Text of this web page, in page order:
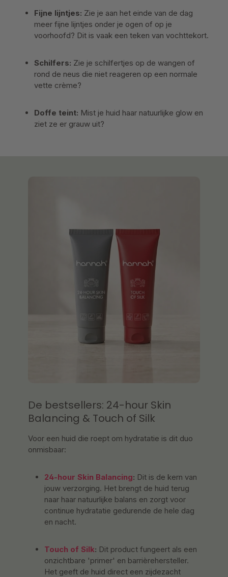
Fijne lijntjes: Zie je aan het einde van de dag
meer fijne lijntjes onder je ogen of op je
voorhoofd? Dit is vaak een teken van vochttekort.
Schilfers: Zie je schilfertjes op de wangen of
rond de neus die niet reageren op een normale
vette crème?
Doffe teint: Mist je huid haar natuurlijke glow en
ziet ze er grauw uit?
De bestsellers: 24-hour Skin
Balancing & Touch of Silk
Voor een huid die roept om hydratatie is dit duo
onmisbaar:
24-hour Skin Balancing: Dit is de kern van
jouw verzorging. Het brengt de huid terug
naar haar natuurlijke balans en zorgt voor
continue hydratatie gedurende de hele dag
en nacht.
Touch of Silk: Dit product fungeert als een
onzichtbare 'primer' en barrièrehersteller.
Het geeft de huid direct een zijdezacht